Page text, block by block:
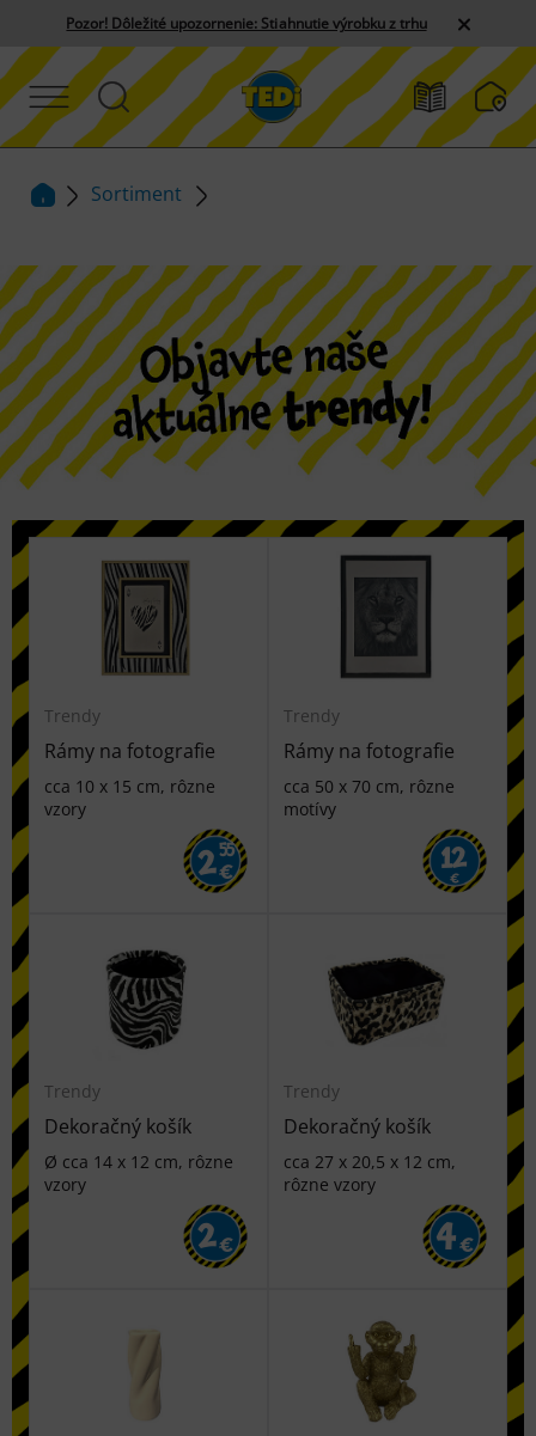
Pozor! Dôležité upozornenie: Stiahnutie výrobku z trhu
Sortiment
Trendy
Rámy na fotografie
cca 10 x 15 cm, rôzne
vzory
2 55
€
Trendy
Rámy na fotografie
cca 50 x 70 cm, rôzne
motívy
12
€
Trendy
Dekoračný košík
Ø cca 14 x 12 cm, rôzne
vzory
2 €
Trendy
Dekoračný košík
cca 27 x 20,5 x 12 cm,
rôzne vzory
4 €